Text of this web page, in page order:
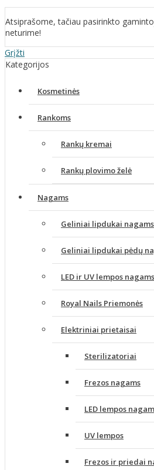
Atsiprašome, tačiau pasirinkto
neturime!
Grįžti
Kategorijos
Kosmetinės
Rankoms
Rankų kremai
Rankų plovimo želė
Nagams
Geliniai lipdukai nagams
Geliniai lipdukai pėdų
LED ir UV lempos nagams
Royal Nails Priemonės
Elektriniai prietaisai
Sterilizatoriai
Frezos nagams
LED lempos
UV lempos
Frezos ir priedai